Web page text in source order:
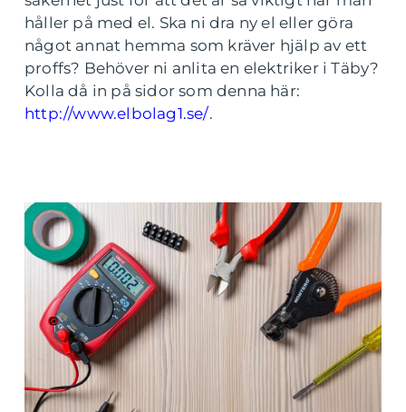
håller på med el. Ska ni dra ny el eller göra
något annat hemma som kräver hjälp av ett
proffs? Behöver ni anlita en elektriker i Täby?
Kolla då in på sidor som denna här:
http://www.elbolag1.se/.